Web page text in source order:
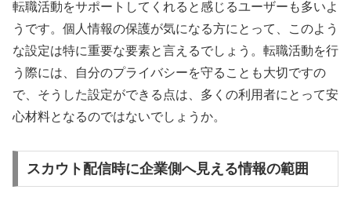
転職活動をサポートしてくれると感じるユーザーも多いよ
うです。個人情報の保護が気になる方にとって、このよう
な設定は特に重要な要素と言えるでしょう。転職活動を行
う際には、自分のプライバシーを守ることも大切ですの
で、そうした設定ができる点は、多くの利用者にとって安
心材料となるのではないでしょうか。
スカウト配信時に企業側へ見える情報の範囲